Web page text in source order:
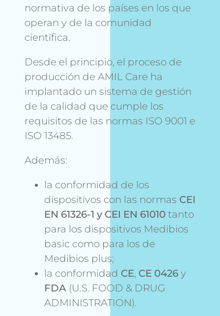
normativa de los países en los que
operan y de la comunidad
científica.
Desde el principio, el proceso de
producción de AMIL Care ha
implantado un sistema de gestión
de la calidad que cumple los
requisitos de las normas ISO 9001 e
ISO 13485.
Además:
la conformidad de los
dispositivos con las normas CEI
EN 61326-1 y CEI EN 61010 tanto
para los dispositivos Medibios
basic como para los de
Medibios plus;
la conformidad CE, CE 0426 y
FDA (U.S. FOOD & DRUG
ADMINISTRATION).